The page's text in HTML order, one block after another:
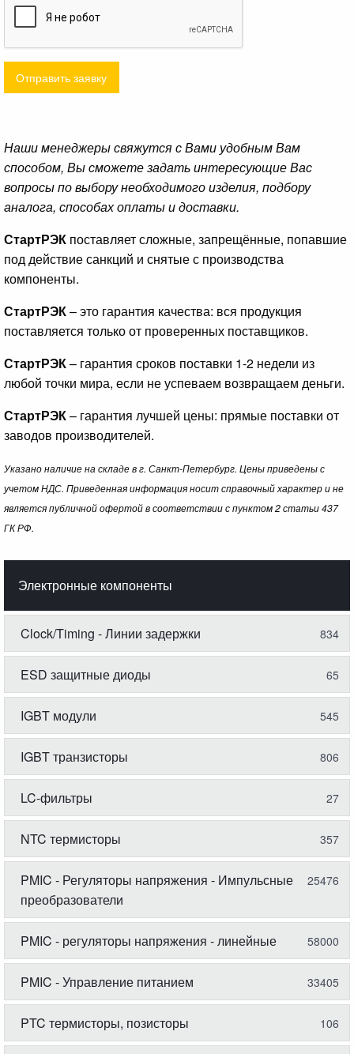
Отправить заявку
Наши менеджеры свяжутся с Вами удобным Вам
способом, Вы сможете задать интересующие Вас
вопросы по выбору необходимого изделия, подбору
аналога, способах оплаты и доставки.
СтартРЭК поставляет сложные, запрещённые, попавшие
под действие санкций и снятые с производства
компоненты.
СтартРЭК– это гарантия качества: вся продукция
поставляется только от проверенных поставщиков.
СтартРЭК– гарантия сроков поставки 1-2 недели из
любой точки мира, если не успеваем возвращаем деньги.
СтартРЭК– гарантия лучшей цены: прямые поставки от
заводов производителей.
Указано наличие на складе в г. Санкт-Петербург. Цены приведены с
учетом НДС. Приведенная информация носит справочный характер и не
является публичной офертой в соответствии с пунктом 2 статьи 437
ГК РФ.
Электронные компоненты
Clock/Timing - Линии задержки 834
ESD защитные диоды 65
IGBT модули 545
IGBT транзисторы 806
LC-фильтры 27
NTC термисторы 357
PMIC - Регуляторы напряжения - Импульсные
преобразователи
25476
PMIC - регуляторы напряжения - линейные 58000
PMIC - Управление питанием 33405
PTC термисторы, позисторы 106